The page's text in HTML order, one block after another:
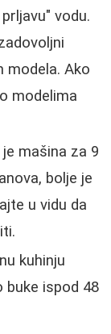
vodu.
modela. Ako
modelima
mašina za 9
bolje je
u vidu da
kuhinju
ispod 48